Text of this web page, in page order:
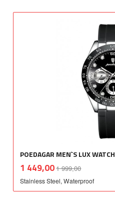
POEDAGAR MEN`S LUX WATCH
Tilbud
1 449,001 999,00mva.
Stainless Steel, Waterproof